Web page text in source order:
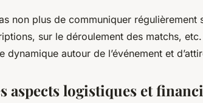
non plus de communiquer régulièrement
sur le déroulement des matchs,
dynamique autour de l’événement et
aspects logistiques et